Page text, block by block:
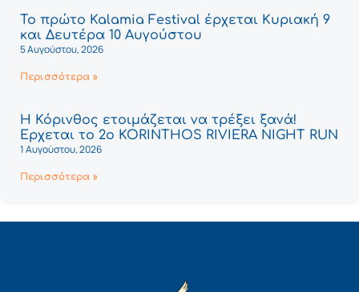
Το πρώτο Kalamia Festival έρχεται Κυριακή 9
και Δευτέρα 10 Αυγούστου
5 Αυγούστου, 2026
Περισσότερα »
Η Κόρινθος ετοιμάζεται να τρέξει ξανά!
Έρχεται το 2ο KORINTHOS RIVIERA NIGHT RUN
1 Αυγούστου, 2026
Περισσότερα »